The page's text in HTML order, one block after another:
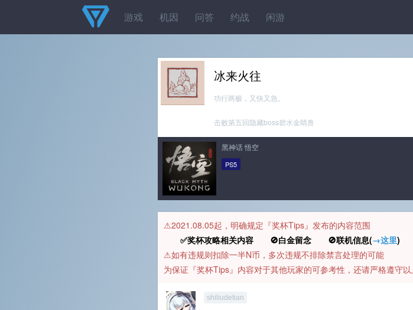
游戏 机因 问答 约战 闲游
冰来火往
功行两极，又快又急。
击败第五回隐藏boss碧水金睛兽
黑神话 悟空
PS5
⚠️2021.08.05起，明确规定『奖杯Tips』发布的内容范围
✅奖杯攻略相关内容 🚫白金留念 🚫联机信息(→这里)
⚠️如有违规则扣除一半N币，多次违规不排除禁言处理的可能
为保证『奖杯Tips』内容对于其他玩家的可参考性，还请严格遵守
shiliudetian